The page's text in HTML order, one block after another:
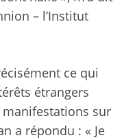
– l’Institut
ce qui
étrangers
sur
a répondu : « Je